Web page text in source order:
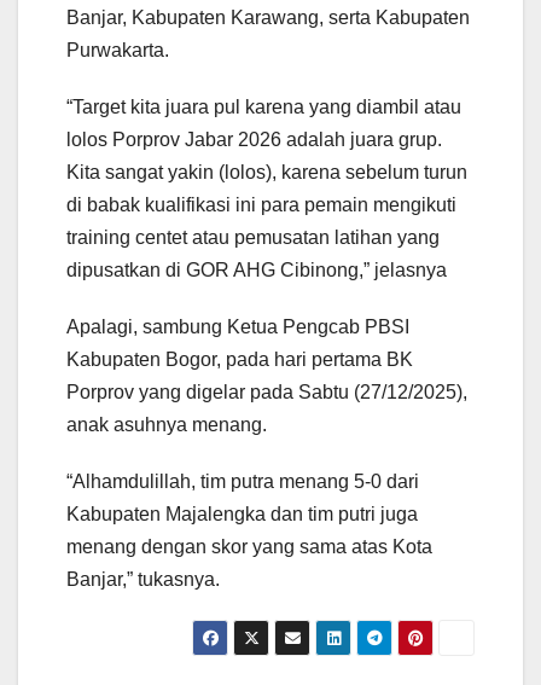
Banjar, Kabupaten Karawang, serta Kabupaten
Purwakarta.
“Target kita juara pul karena yang diambil atau
lolos Porprov Jabar 2026 adalah juara grup.
Kita sangat yakin (lolos), karena sebelum turun
di babak kualifikasi ini para pemain mengikuti
training centet atau pemusatan latihan yang
dipusatkan di GOR AHG Cibinong,” jelasnya
Apalagi, sambung Ketua Pengcab PBSI
Kabupaten Bogor, pada hari pertama BK
Porprov yang digelar pada Sabtu (27/12/2025),
anak asuhnya menang.
“Alhamdulillah, tim putra menang 5-0 dari
Kabupaten Majalengka dan tim putri juga
menang dengan skor yang sama atas Kota
Banjar,” tukasnya.